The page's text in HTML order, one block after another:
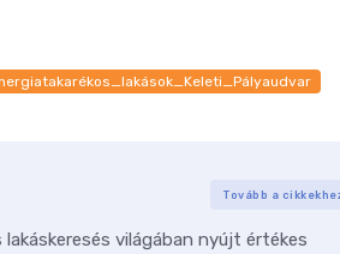
Tovább a
világában nyújt értékes